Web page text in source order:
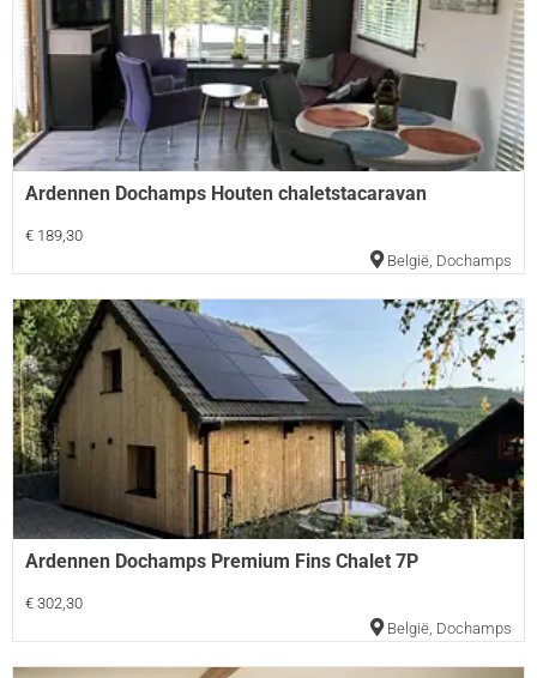
Ardennen Dochamps Houten chaletstacaravan
€ 189,30
België, Dochamps
Ardennen Dochamps Premium Fins Chalet 7P
€ 302,30
België, Dochamps